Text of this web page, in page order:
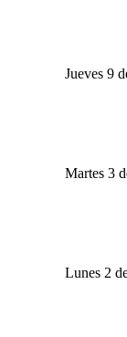
Jueves 9
Martes 3
Lunes 2